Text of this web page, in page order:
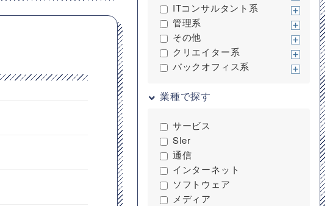
ITコンサルタント系
管理系
その他
クリエイター系
バックオフィス系
業種で探す
サービス
SIer
通信
インターネット
ソフトウェア
メディア